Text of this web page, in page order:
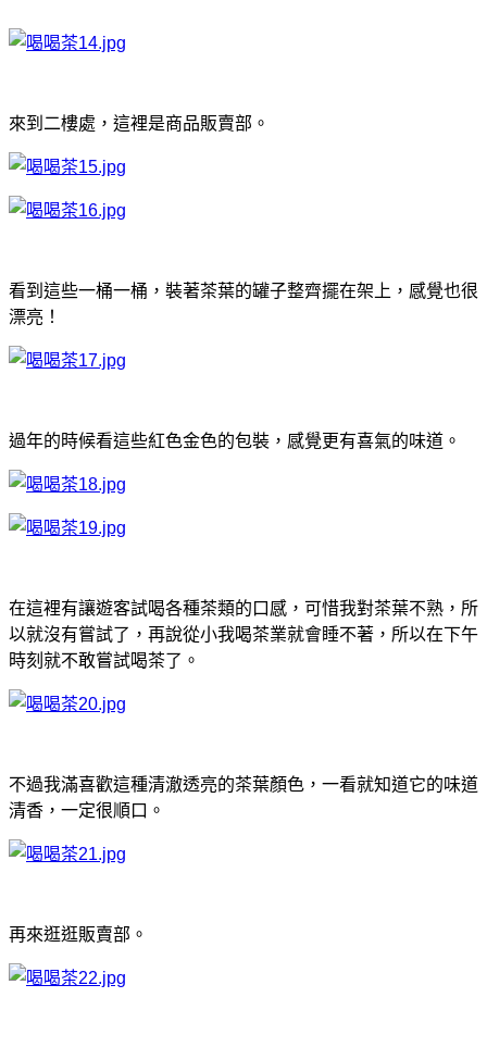
來到二樓處，這裡是商品販賣部。
看到這些一桶一桶，裝著茶葉的罐子整齊擺在架上，感覺也很
漂亮！
過年的時候看這些紅色金色的包裝，感覺更有喜氣的味道。
在這裡有讓遊客試喝各種茶類的口感，可惜我對茶葉不熟，所
以就沒有嘗試了，再說從小我喝茶業就會睡不著，所以在下午
時刻就不敢嘗試喝茶了。
不過我滿喜歡這種清澈透亮的茶葉顏色，一看就知道它的味道
清香，一定很順口。
再來逛逛販賣部。